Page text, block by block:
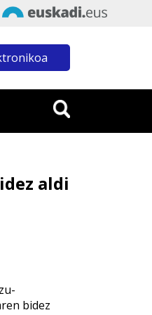
aldi
bidez